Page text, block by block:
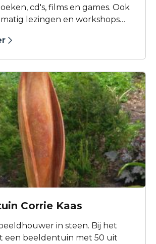
cd's, films en games. Ook
lezingen en workshops
Mediawijsheid heeft
Corrie Kaas
in steen. Bij het
een beeldentuin met 50 uit